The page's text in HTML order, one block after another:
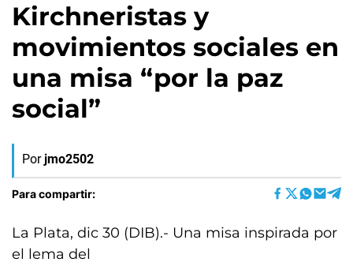
Kirchneristas y
movimientos sociales en
una misa “por la paz
social”
Por jmo2502
Para compartir:
La Plata, dic 30 (DIB).- Una misa inspirada por
el lema del